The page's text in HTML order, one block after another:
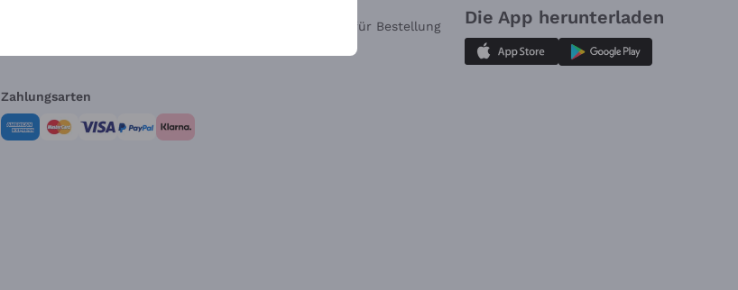
Widerrufsformular für Bestellung
Die App herunterladen
Zahlungsarten